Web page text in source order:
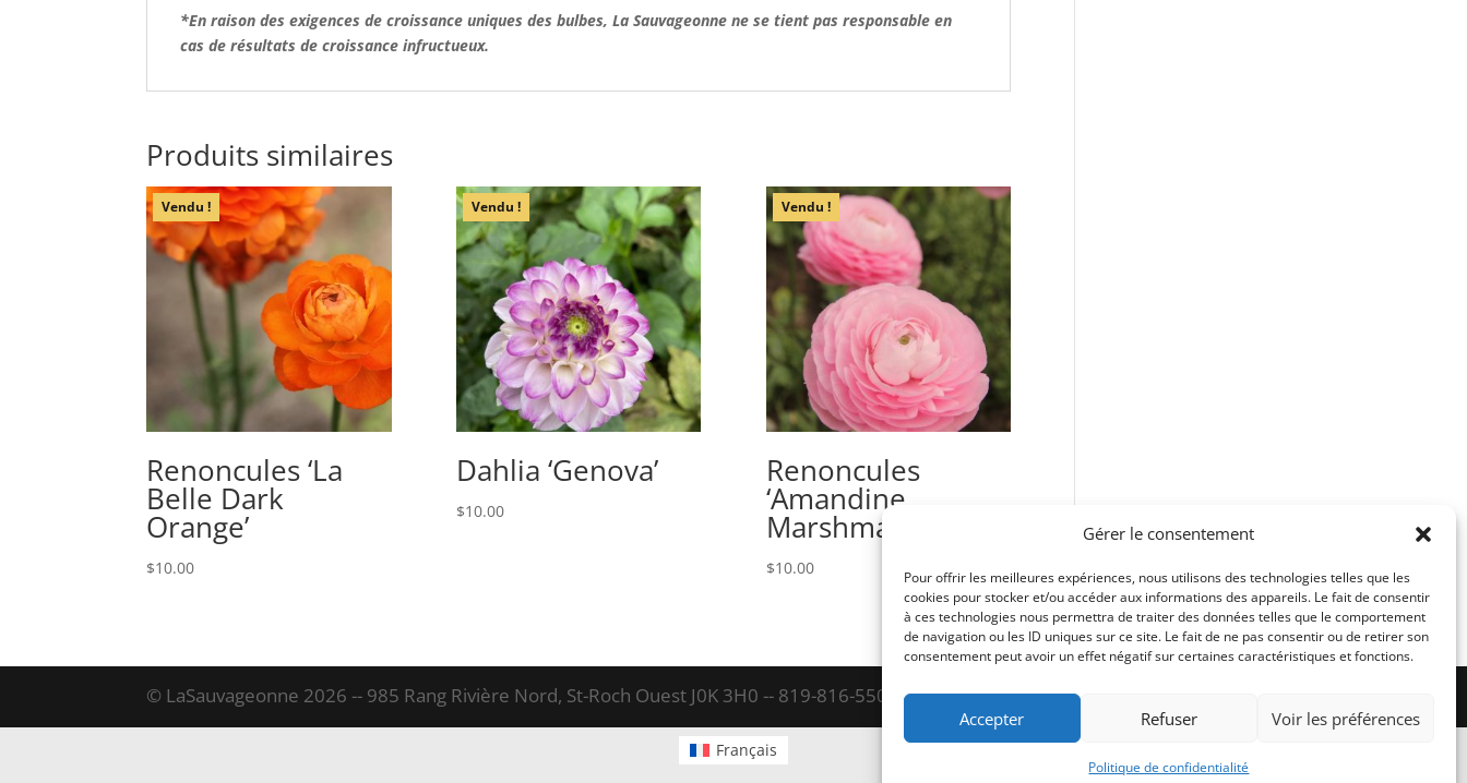
Gérer le consentement
Pour offrir les meilleures expériences, nous utilisons des technologies telles que les
cookies pour stocker et/ou accéder aux informations des appareils. Le fait de consentir
à ces technologies nous permettra de traiter des données telles que le comportement
de navigation ou les ID uniques sur ce site. Le fait de ne pas consentir ou de retirer son
consentement peut avoir un effet négatif sur certaines caractéristiques et fonctions.
Accepter Refuser Voir les préférences
Politique de confidentialité
*En raison des exigences de croissance uniques des bulbes, La Sauvageonne ne se tient pas responsable en
cas de résultats de croissance infructueux.
Produits similaires
Vendu !
Renoncules ‘La
Belle Dark
Orange’
$10.00
Vendu !
Dahlia ‘Genova’
$10.00
Vendu !
Renoncules
‘Amandine
Marshmallow’
$10.00
© LaSauvageonne 2026 -- 985 Rang Rivière Nord, St-Roch Ouest J0K 3H0 -- 819-816-5501
Français